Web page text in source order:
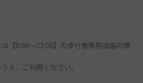
【8:00～22:00】の歩行者専用道路の標
え、ご利用ください。